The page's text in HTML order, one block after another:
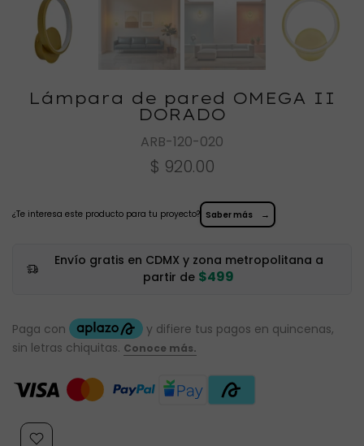
Lámpara de pared OMEGA II
DORADO
ARB-120-020
$ 920.00
¿Te interesa este producto para tu proyecto? Saber más →
Envío gratis en CDMX y zona metropolitana a
partir de $499